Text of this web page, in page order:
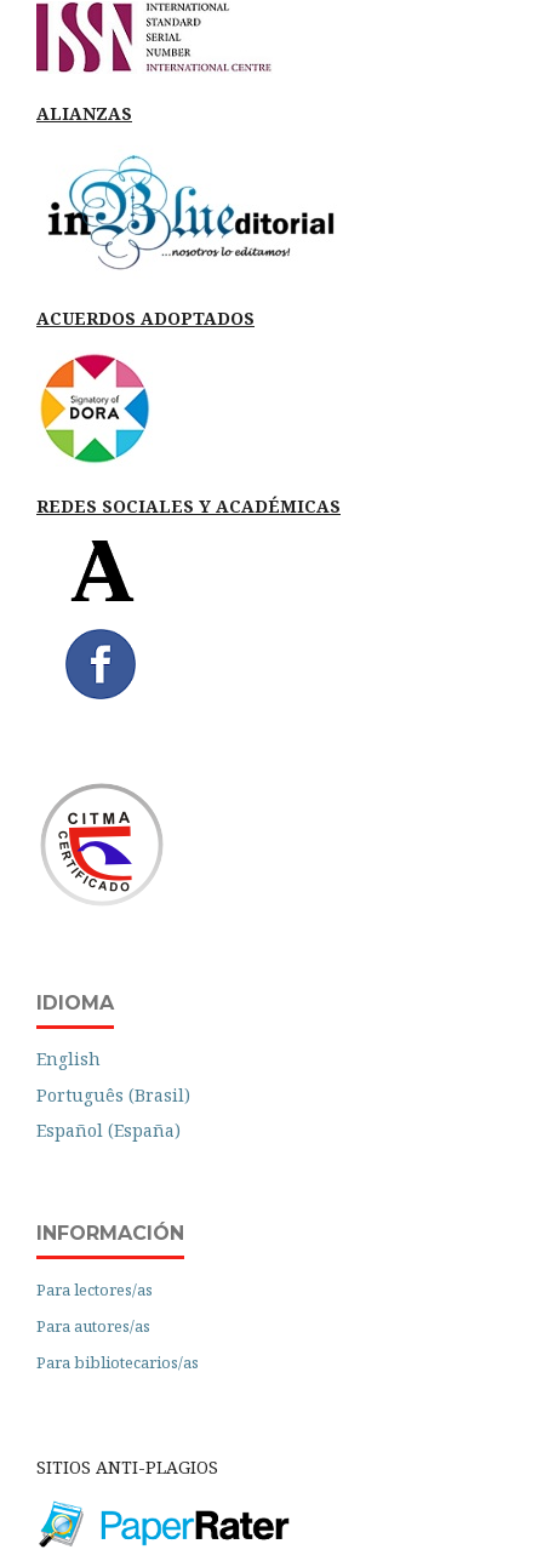
ALIANZAS
ACUERDOS ADOPTADOS
REDES SOCIALES Y ACADÉMICAS
IDIOMA
English
Português (Brasil)
Español (España)
INFORMACIÓN
Para lectores/as
Para autores/as
Para bibliotecarios/as
SITIOS ANTI-PLAGIOS